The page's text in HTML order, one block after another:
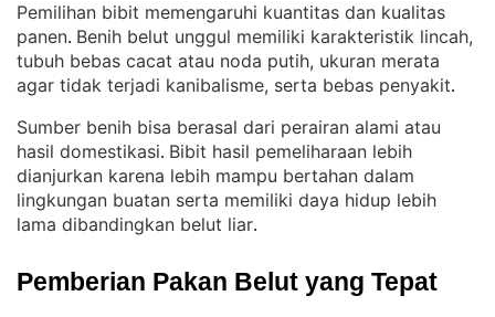
Pemilihan bibit memengaruhi kuantitas dan kualitas
panen. Benih belut unggul memiliki karakteristik lincah,
tubuh bebas cacat atau noda putih, ukuran merata
agar tidak terjadi kanibalisme, serta bebas penyakit.
Sumber benih bisa berasal dari perairan alami atau
hasil domestikasi. Bibit hasil pemeliharaan lebih
dianjurkan karena lebih mampu bertahan dalam
lingkungan buatan serta memiliki daya hidup lebih
lama dibandingkan belut liar.
Pemberian Pakan Belut yang Tepat